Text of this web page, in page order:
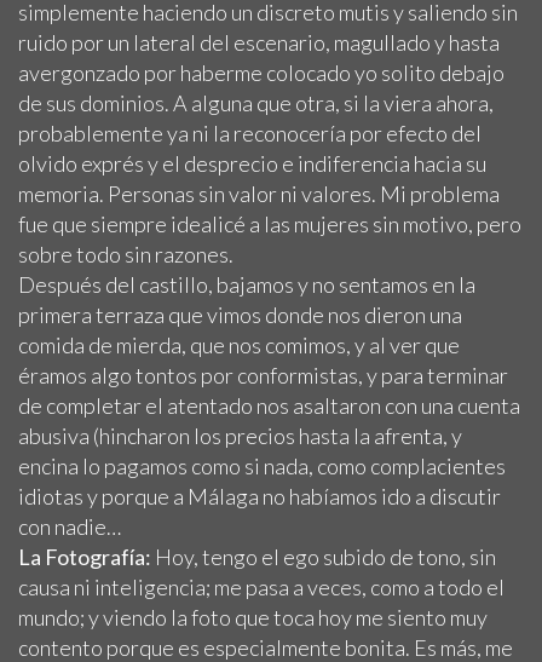
simplemente haciendo un discreto mutis y saliendo sin
ruido por un lateral del escenario, magullado y hasta
avergonzado por haberme colocado yo solito debajo
de sus dominios. A alguna que otra, si la viera ahora,
probablemente ya ni la reconocería por efecto del
olvido exprés y el desprecio e indiferencia hacia su
memoria. Personas sin valor ni valores. Mi problema
fue que siempre idealicé a las mujeres sin motivo, pero
sobre todo sin razones.
Después del castillo, bajamos y no sentamos en la
primera terraza que vimos donde nos dieron una
comida de mierda, que nos comimos, y al ver que
éramos algo tontos por conformistas, y para terminar
de completar el atentado nos asaltaron con una cuenta
abusiva (hincharon los precios hasta la afrenta, y
encina lo pagamos como si nada, como complacientes
idiotas y porque a Málaga no habíamos ido a discutir
con nadie…
La Fotografía: Hoy, tengo el ego subido de tono, sin
causa ni inteligencia; me pasa a veces, como a todo el
mundo; y viendo la foto que toca hoy me siento muy
contento porque es especialmente bonita. Es más, me